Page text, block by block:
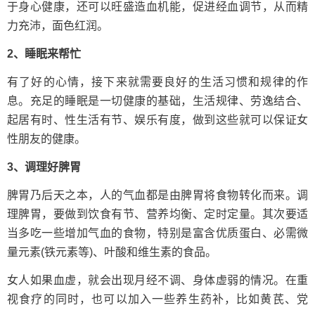
于身心健康，还可以旺盛造血机能，促进经血调节，从而精
力充沛，面色红润。
2、睡眠来帮忙
有了好的心情，接下来就需要良好的生活习惯和规律的作
息。充足的睡眠是一切健康的基础，生活规律、劳逸结合、
起居有时、性生活有节、娱乐有度，做到这些就可以保证女
性朋友的健康。
3、调理好脾胃
脾胃乃后天之本，人的气血都是由脾胃将食物转化而来。调
理脾胃，要做到饮食有节、营养均衡、定时定量。其次要适
当多吃一些增加气血的食物，特别是富含优质蛋白、必需微
量元素(铁元素等)、叶酸和维生素的食品。
女人如果血虚，就会出现月经不调、身体虚弱的情况。在重
视食疗的同时，也可以加入一些养生药补，比如黄芪、党